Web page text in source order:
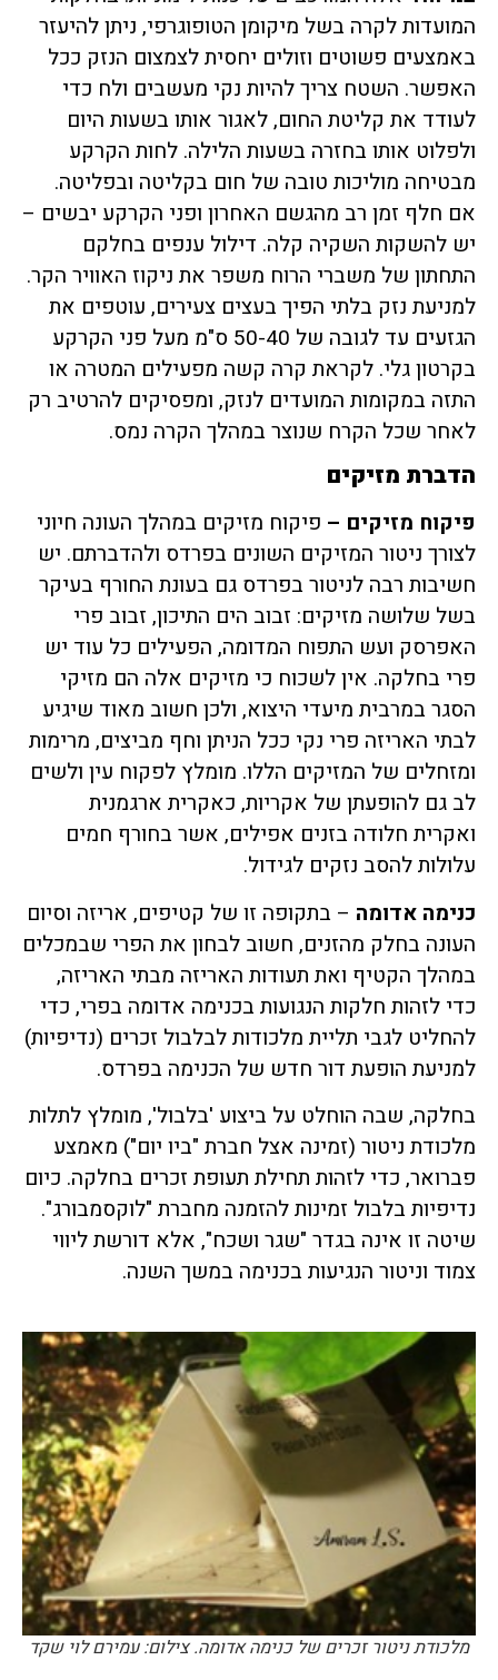
המועדות לקרה בשל מיקומן הטופוגרפי, ניתן להיעזר
באמצעים פשוטים וזולים יחסית לצמצום הנזק ככל
האפשר. השטח צריך להיות נקי מעשבים ולח כדי
לעודד את קליטת החום, לאגור אותו בשעות היום
ולפלוט אותו בחזרה בשעות הלילה. לחות הקרקע
מבטיחה מוליכות טובה של חום בקליטה ובפליטה.
אם חלף זמן רב מהגשם האחרון ופני הקרקע יבשים –
יש להשקות השקיה קלה. דילול ענפים בחלקם
התחתון של משברי הרוח משפר את ניקוז האוויר הקר.
למניעת נזק בלתי הפיך בעצים צעירים, עוטפים את
הגזעים עד לגובה של 50-40 ס"מ מעל פני הקרקע
בקרטון גלי. לקראת קרה קשה מפעילים המטרה או
התזה במקומות המועדים לנזק, ומפסיקים להרטיב רק
לאחר שכל הקרח שנוצר במהלך הקרה נמס.
הדברת מזיקים
פיקוח מזיקים – פיקוח מזיקים במהלך העונה חיוני
לצורך ניטור המזיקים השונים בפרדס ולהדברתם. יש
חשיבות רבה לניטור בפרדס גם בעונת החורף בעיקר
בשל שלושה מזיקים: זבוב הים התיכון, זבוב פרי
האפרסק ועש התפוח המדומה, הפעילים כל עוד יש
פרי בחלקה. אין לשכוח כי מזיקים אלה הם מזיקי
הסגר במרבית מיעדי היצוא, ולכן חשוב מאוד שיגיע
לבתי האריזה פרי נקי ככל הניתן וחף מביצים, מרימות
ומזחלים של המזיקים הללו. מומלץ לפקוח עין ולשים
לב גם להופעתן של אקריות, כאקרית ארגמנית
ואקרית חלודה בזנים אפילים, אשר בחורף חמים
עלולות להסב נזקים לגידול.
כנימה אדומה – בתקופה זו של קטיפים, אריזה וסיום
העונה בחלק מהזנים, חשוב לבחון את הפרי שבמכלים
במהלך הקטיף ואת תעודות האריזה מבתי האריזה,
כדי לזהות חלקות הנגועות בכנימה אדומה בפרי, כדי
להחליט לגבי תליית מלכודות לבלבול זכרים (נדיפיות)
למניעת הופעת דור חדש של הכנימה בפרדס.
בחלקה, שבה הוחלט על ביצוע 'בלבול', מומלץ לתלות
מלכודת ניטור (זמינה אצל חברת "ביו יום") מאמצע
פברואר, כדי לזהות תחילת תעופת זכרים בחלקה. כיום
נדיפיות בלבול זמינות להזמנה מחברת "לוקסמבורג".
שיטה זו אינה בגדר "שגר ושכח", אלא דורשת ליווי
צמוד וניטור הנגיעות בכנימה במשך השנה.
מלכודת ניטור זכרים של כנימה אדומה. צילום: עמירם לוי שקד